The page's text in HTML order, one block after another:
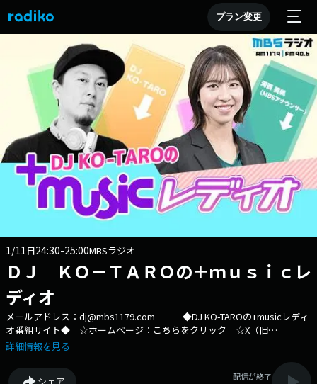
プラン変更
1/11 日24:30-25:00MBSラジオ
ＤＪ ＫＯ－ＴＡＲＯの＋ｍｕｓｉｃレ
ディオ
メールアドレス：dj@mbs1179.com ◆DJ KO-TAROの+musicレディ
オ番組サイト◆ ☆ホームページ：こちらをクリック ☆X（旧
Twitter）：@DJmusic1179
詳細情報を見る
シェア
配信が終了